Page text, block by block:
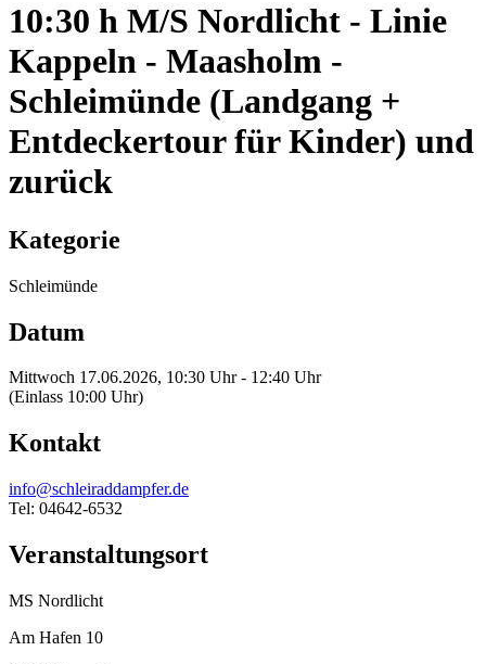
10:30 h M/S Nordlicht - Linie
Kappeln - Maasholm -
Schleimünde (Landgang +
Entdeckertour für Kinder) und
zurück
Kategorie
Schleimünde
Datum
Mittwoch 17.06.2026, 10:30 Uhr - 12:40 Uhr
(Einlass 10:00 Uhr)
Kontakt
info@schleiraddampfer.de
Tel: 04642-6532
Veranstaltungsort
MS Nordlicht
Am Hafen 10